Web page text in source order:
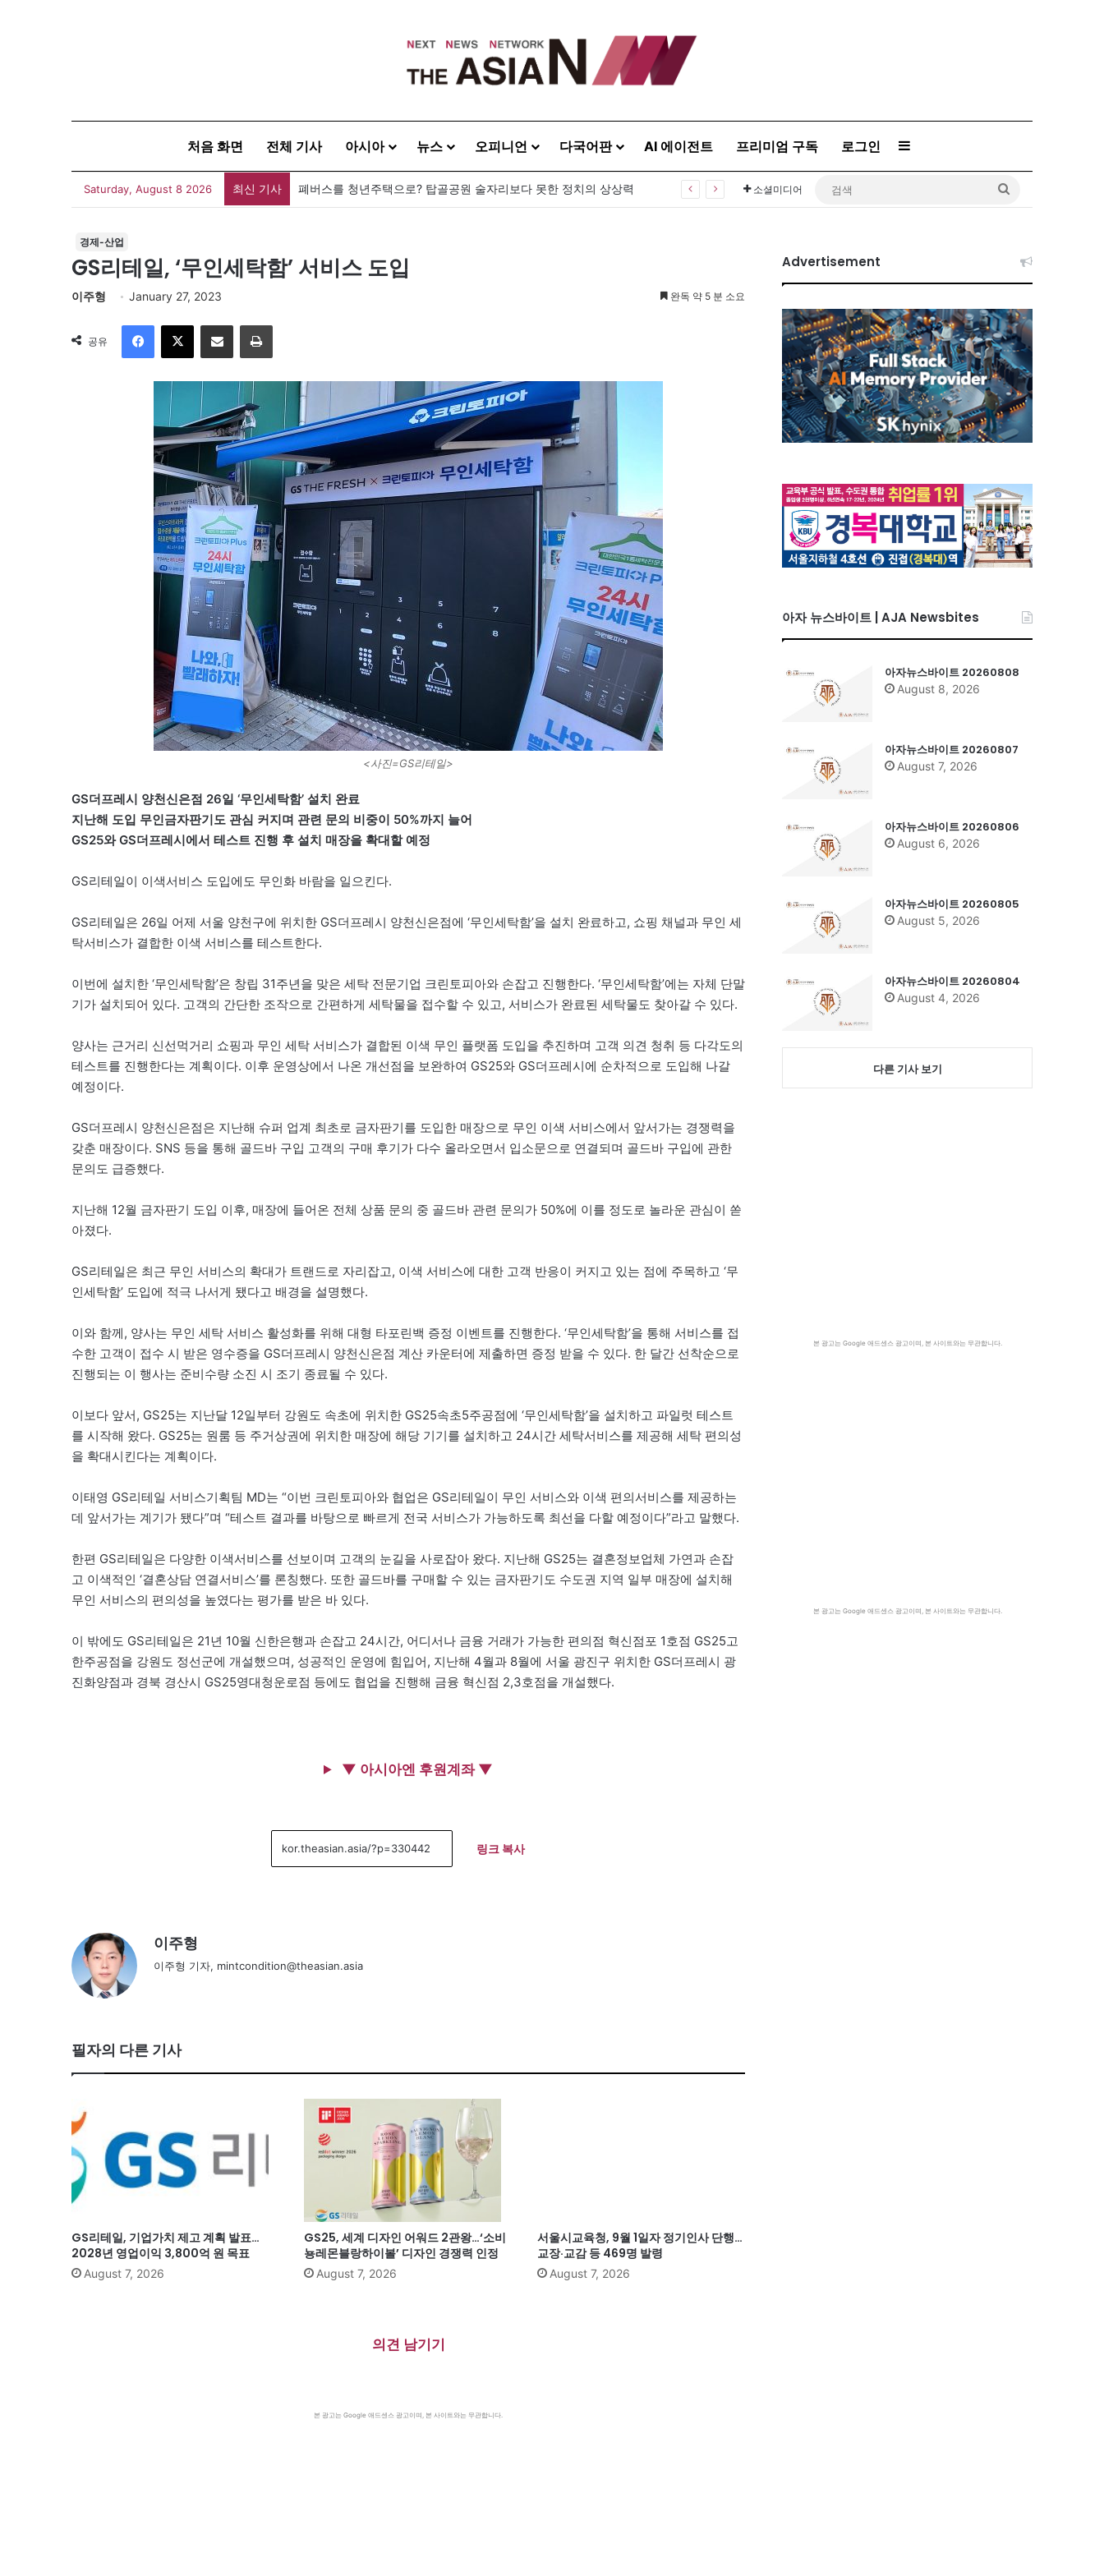
처음 화면 전체 기사 아시아 뉴스 오피니언 다국어판 AI 에이전트 프리미엄 구독 로그인 Sidebar
Saturday, August 8 2026 최신 기사 폐버스를 청년주택으로? 탑골공원 술자리보다 못한 정치의 상상력 소셜미디어
경제-산업
GS리테일, ‘무인세탁함’ 서비스 도입
이주형 January 27, 2023 완독 약 5 분 소요
공유
이메일
<사진=GS리테일>
GS더프레시 양천신은점 26일 ‘무인세탁함’ 설치 완료
지난해 도입 무인금자판기도 관심 커지며 관련 문의 비중이 50%까지 늘어
GS25와 GS더프레시에서 테스트 진행 후 설치 매장을 확대할 예정
GS리테일이 이색서비스 도입에도 무인화 바람을 일으킨다.
GS리테일은 26일 어제 서울 양천구에 위치한 GS더프레시 양천신은점에 ‘무인세탁함’을 설치 완료하고, 쇼핑 채널과 무인 세
탁서비스가 결합한 이색 서비스를 테스트한다.
이번에 설치한 ‘무인세탁함’은 창립 31주년을 맞은 세탁 전문기업 크린토피아와 손잡고 진행한다. ‘무인세탁함’에는 자체 단말
기가 설치되어 있다. 고객의 간단한 조작으로 간편하게 세탁물을 접수할 수 있고, 서비스가 완료된 세탁물도 찾아갈 수 있다.
양사는 근거리 신선먹거리 쇼핑과 무인 세탁 서비스가 결합된 이색 무인 플랫폼 도입을 추진하며 고객 의견 청취 등 다각도의
테스트를 진행한다는 계획이다. 이후 운영상에서 나온 개선점을 보완하여 GS25와 GS더프레시에 순차적으로 도입해 나갈
예정이다.
GS더프레시 양천신은점은 지난해 슈퍼 업계 최초로 금자판기를 도입한 매장으로 무인 이색 서비스에서 앞서가는 경쟁력을
갖춘 매장이다. SNS 등을 통해 골드바 구입 고객의 구매 후기가 다수 올라오면서 입소문으로 연결되며 골드바 구입에 관한
문의도 급증했다.
지난해 12월 금자판기 도입 이후, 매장에 들어온 전체 상품 문의 중 골드바 관련 문의가 50%에 이를 정도로 놀라운 관심이 쏟
아졌다.
GS리테일은 최근 무인 서비스의 확대가 트랜드로 자리잡고, 이색 서비스에 대한 고객 반응이 커지고 있는 점에 주목하고 ‘무
인세탁함’ 도입에 적극 나서게 됐다고 배경을 설명했다.
이와 함께, 양사는 무인 세탁 서비스 활성화를 위해 대형 타포린백 증정 이벤트를 진행한다. ‘무인세탁함’을 통해 서비스를 접
수한 고객이 접수 시 받은 영수증을 GS더프레시 양천신은점 계산 카운터에 제출하면 증정 받을 수 있다. 한 달간 선착순으로
진행되는 이 행사는 준비수량 소진 시 조기 종료될 수 있다.
이보다 앞서, GS25는 지난달 12일부터 강원도 속초에 위치한 GS25속초5주공점에 ‘무인세탁함’을 설치하고 파일럿 테스트
를 시작해 왔다. GS25는 원룸 등 주거상권에 위치한 매장에 해당 기기를 설치하고 24시간 세탁서비스를 제공해 세탁 편의성
을 확대시킨다는 계획이다.
이태영 GS리테일 서비스기획팀 MD는 “이번 크린토피아와 협업은 GS리테일이 무인 서비스와 이색 편의서비스를 제공하는
데 앞서가는 계기가 됐다”며 “테스트 결과를 바탕으로 빠르게 전국 서비스가 가능하도록 최선을 다할 예정이다”라고 말했다.
한편 GS리테일은 다양한 이색서비스를 선보이며 고객의 눈길을 사로잡아 왔다. 지난해 GS25는 결혼정보업체 가연과 손잡
고 이색적인 ‘결혼상담 연결서비스’를 론칭했다. 또한 골드바를 구매할 수 있는 금자판기도 수도권 지역 일부 매장에 설치해
무인 서비스의 편의성을 높였다는 평가를 받은 바 있다.
이 밖에도 GS리테일은 21년 10월 신한은행과 손잡고 24시간, 어디서나 금융 거래가 가능한 편의점 혁신점포 1호점 GS25고
한주공점을 강원도 정선군에 개설했으며, 성공적인 운영에 힘입어, 지난해 4월과 8월에 서울 광진구 위치한 GS더프레시 광
진화양점과 경북 경산시 GS25영대청운로점 등에도 협업을 진행해 금융 혁신점 2,3호점을 개설했다.
▼ 아시아엔 후원계좌 ▼
링크 복사
이주형
이주형 기자, mintcondition@theasian.asia
필자의 다른 기사
GS리테일, 기업가치 제고 계획 발표…
2028년 영업이익 3,800억 원 목표
August 7, 2026
GS25, 세계 디자인 어워드 2관왕…‘소비
뇽레몬블랑하이볼’ 디자인 경쟁력 인정
August 7, 2026
서울시교육청, 9월 1일자 정기인사 단행…
교장·교감 등 469명 발령
August 7, 2026
의견 남기기
본 광고는 Google 애드센스 광고이며, 본 사이트와는 무관합니다.
Advertisement
아자 뉴스바이트 | AJA Newsbites
아자뉴스바이트 20260808
August 8, 2026
아자뉴스바이트 20260807
August 7, 2026
아자뉴스바이트 20260806
August 6, 2026
아자뉴스바이트 20260805
August 5, 2026
아자뉴스바이트 20260804
August 4, 2026
다른 기사 보기
본 광고는 Google 애드센스 광고이며, 본 사이트와는 무관합니다.
본 광고는 Google 애드센스 광고이며, 본 사이트와는 무관합니다.